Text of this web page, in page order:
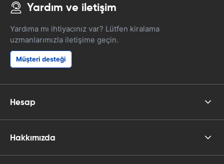
Yardım ve iletişim
Yardıma mı ihtiyacınız var? Lütfen kiralama
uzmanlarımızla iletişime geçin.
Müşteri desteği
Hesap
Hakkımızda